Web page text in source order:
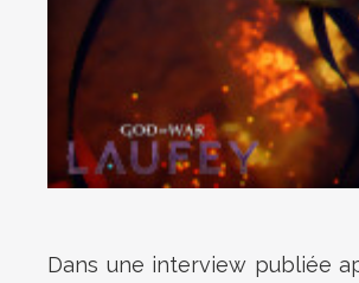
Dans une interview publiée